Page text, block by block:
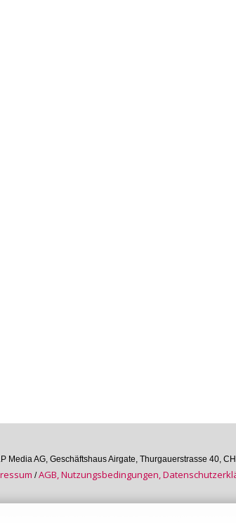
Media AG, Geschäftshaus Airgate, Thurgauer­strasse 40,
/AGB, Nutzungs­bedin­gungen,